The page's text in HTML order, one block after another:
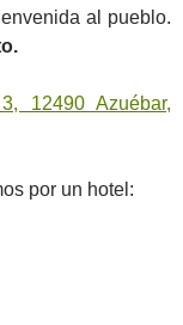
al pueblo.
por un hotel: